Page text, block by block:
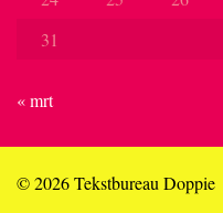
31
« mrt
© 2026 Tekstbureau Doppie